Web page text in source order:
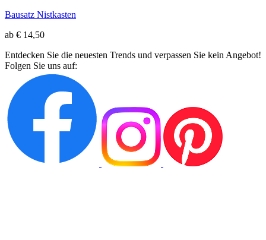
Bausatz Nistkasten
ab € 14,50
Entdecken Sie die neuesten Trends und verpassen Sie kein Angebot!
Folgen Sie uns auf: